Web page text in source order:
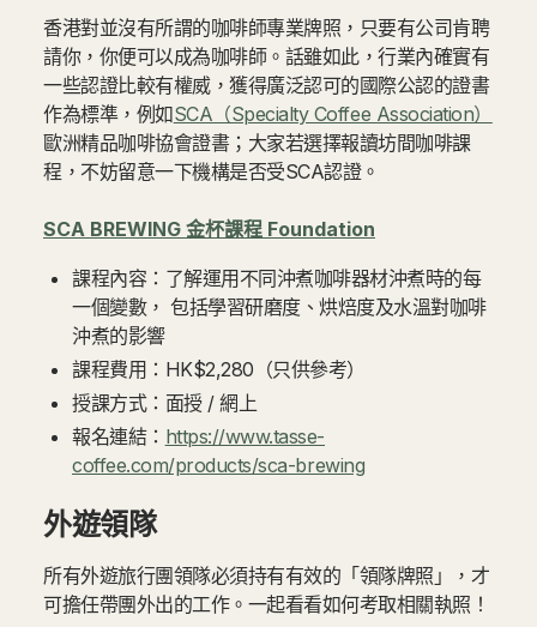
香港對並沒有所謂的咖啡師專業牌照，只要有公司肯聘
請你，你便可以成為咖啡師。話雖如此，行業內確實有
一些認證比較有權威，獲得廣泛認可的國際公認的證書
作為標準，例如SCA（Specialty Coffee Association）
歐洲精品咖啡協會證書；大家若選擇報讀坊間咖啡課
程，不妨留意一下機構是否受SCA認證。
SCA BREWING 金杯課程 Foundation
課程內容：了解運用不同沖煮咖啡器材沖煮時的每
一個變數， 包括學習研磨度、烘焙度及水溫對咖啡
沖煮的影響
課程費用：HK$2,280（只供參考）
授課方式：面授 / 網上
報名連結： https://www.tasse-
coffee.com/products/sca-brewing
外遊領隊
所有外遊旅行團領隊必須持有有效的「領隊牌照」，才
可擔任帶團外出的工作。一起看看如何考取相關執照！